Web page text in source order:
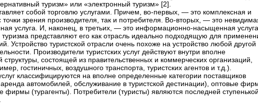
туризм» или «электронный туризм» [2].
собой торговлю услугами. Причем, во-первых, — это комплексная и
точки зрения производителя, так и потребителя. Во-вторых, — это
услуга. И, наконец, в третьих, — это информационно-насыщенная
туризма представляют его как отрасль идеально подходящую для
Устройство туристской отрасли очень похоже на устройство любой другой
Производители туристских услуг действуют внутри вполне
состоящей из правительственных и коммерческих организаций,
гостиничных, воздушного транспорта, туристских агентов и т.д.).
классифицируются на вполне определенные категории поставщиков
автомобилей, обслуживание в туристской дестинации), оптовые
фирмы (турагенты). Потребители (туристы) являются последней